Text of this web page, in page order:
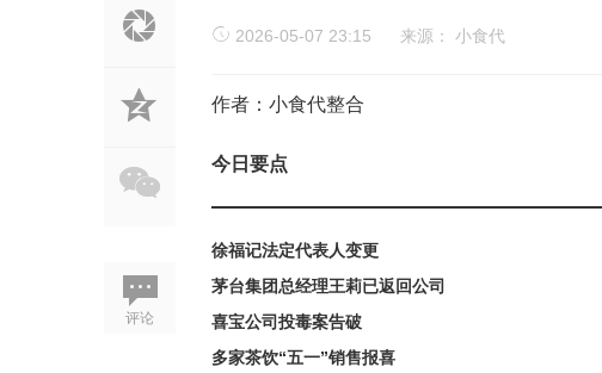
评论
2026-05-07 23:15 来源： 小食代
作者：小食代整合
今日要点
徐福记法定代表人变更
茅台集团总经理王莉已返回公司
喜宝公司投毒案告破
多家茶饮“五一”销售报喜